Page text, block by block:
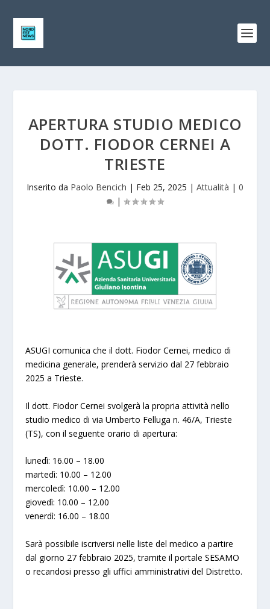
APERTURA STUDIO MEDICO
DOTT. FIODOR CERNEI A
TRIESTE
Inserito da Paolo Bencich | Feb 25, 2025 | Attualità | 0
|
ASUGI comunica che il dott. Fiodor Cernei, medico di
medicina generale, prenderà servizio dal 27 febbraio
2025 a Trieste.
Il dott. Fiodor Cernei svolgerà la propria attività nello
studio medico di via Umberto Felluga n. 46/A, Trieste
(TS), con il seguente orario di apertura:
lunedì: 16.00 – 18.00
martedì: 10.00 – 12.00
mercoledì: 10.00 – 12.00
giovedì: 10.00 – 12.00
venerdì: 16.00 – 18.00
Sarà possibile iscriversi nelle liste del medico a partire
dal giorno 27 febbraio 2025, tramite il portale SESAMO
o recandosi presso gli uffici amministrativi del Distretto.